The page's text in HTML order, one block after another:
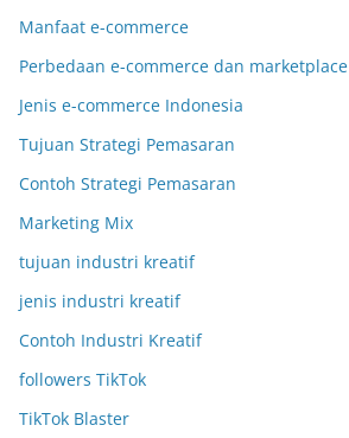
Manfaat e-commerce
Perbedaan e-commerce dan marketplace
Jenis e-commerce Indonesia
Tujuan Strategi Pemasaran
Contoh Strategi Pemasaran
Marketing Mix
tujuan industri kreatif
jenis industri kreatif
Contoh Industri Kreatif
followers TikTok
TikTok Blaster